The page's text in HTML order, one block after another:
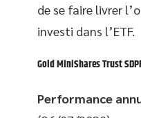
de se faire livrer
investi dans l’ETF.
Gold MiniShares Trust
Performance